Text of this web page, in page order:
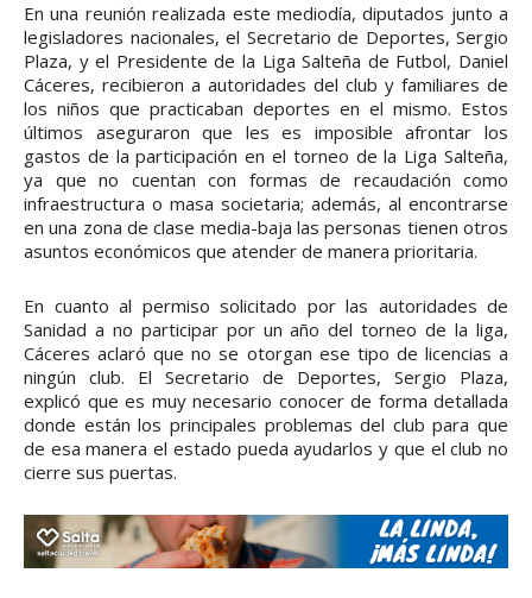
En una reunión realizada este mediodía, diputados junto a
legisladores nacionales, el Secretario de Deportes, Sergio
Plaza, y el Presidente de la Liga Salteña de Futbol, Daniel
Cáceres, recibieron a autoridades del club y familiares de
los niños que practicaban deportes en el mismo. Estos
últimos aseguraron que les es imposible afrontar los
gastos de la participación en el torneo de la Liga Salteña,
ya que no cuentan con formas de recaudación como
infraestructura o masa societaria; además, al encontrarse
en una zona de clase media-baja las personas tienen otros
asuntos económicos que atender de manera prioritaria.
En cuanto al permiso solicitado por las autoridades de
Sanidad a no participar por un año del torneo de la liga,
Cáceres aclaró que no se otorgan ese tipo de licencias a
ningún club. El Secretario de Deportes, Sergio Plaza,
explicó que es muy necesario conocer de forma detallada
donde están los principales problemas del club para que
de esa manera el estado pueda ayudarlos y que el club no
cierre sus puertas.